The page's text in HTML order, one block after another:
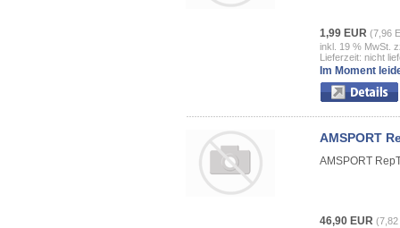
1,99 EUR (7,96
inkl. 19 % MwSt.
Lieferzeit: nicht
Im Moment
AMSPORT
AMSPORT
46,90 EUR (7,82